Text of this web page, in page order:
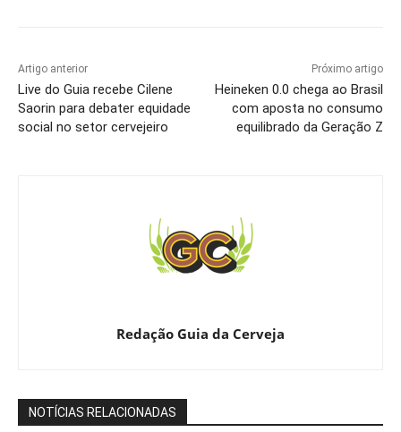
Artigo anterior
Live do Guia recebe Cilene
Saorin para debater equidade
social no setor cervejeiro
Próximo artigo
Heineken 0.0 chega ao Brasil
com aposta no consumo
equilibrado da Geração Z
Redação Guia da Cerveja
NOTÍCIAS RELACIONADAS